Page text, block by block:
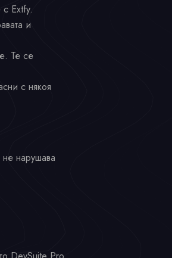
Extfy.
и
Те се
с някоя
нарушава